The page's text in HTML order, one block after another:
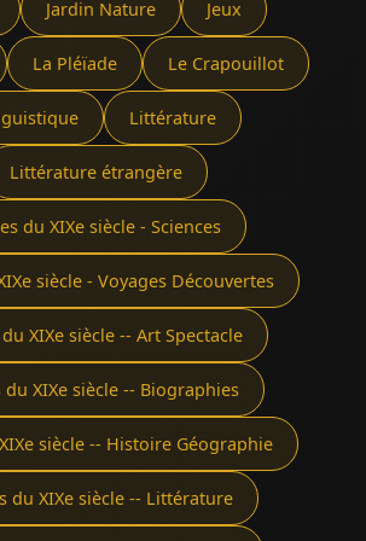
Jardin Nature Jeux
La Pléïade Le Crapouillot
Littérature
Littérature étrangère
du XIXe siècle - Sciences
siècle - Voyages Découvertes
XIXe siècle -- Art Spectacle
du XIXe siècle -- Biographies
siècle -- Histoire Géographie
du XIXe siècle -- Littérature